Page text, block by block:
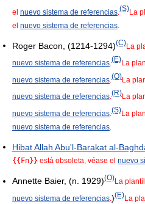
el nuevo sistema de referencias (S)La
el nuevo sistema de referencias
Roger Bacon, (1214-1294)(C)La
nuevo sistema de referencias.(E)La
nuevo sistema de referencias (O)La
nuevo sistema de referencias.(R)La
nuevo sistema de referencias (S)La
nuevo sistema de referencias
Hibat Allah Abu'l-Barakat al-
{{Fn}} está obsoleta, véase el nuevo
Annette Baier, (n. 1929)(O)La
nuevo sistema de referencias )(E)La